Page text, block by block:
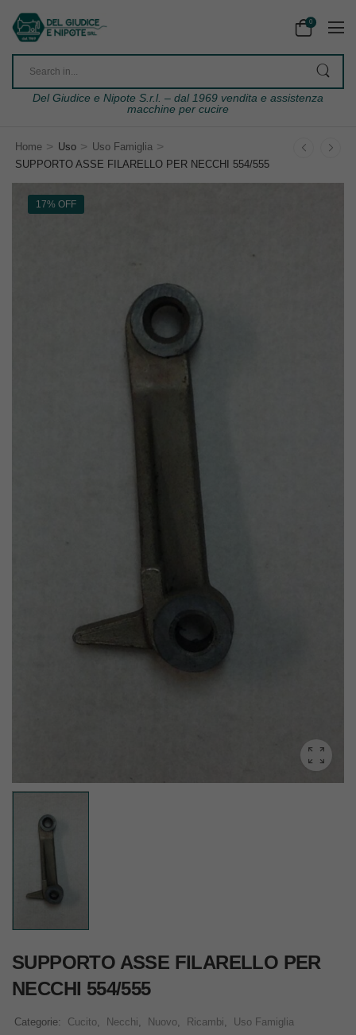
0
Del Giudice e Nipote S.r.l. – dal 1969 vendita e assistenza
macchine per cucire
Home > Uso > Uso Famiglia >
SUPPORTO ASSE FILARELLO PER NECCHI 554/555
17% OFF
SUPPORTO ASSE FILARELLO PER
NECCHI 554/555
Categorie: Cucito, Necchi, Nuovo, Ricambi,
Uso Famiglia